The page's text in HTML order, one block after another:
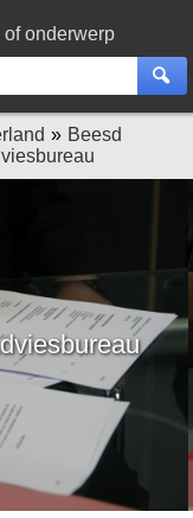
onderwerp
Beesd